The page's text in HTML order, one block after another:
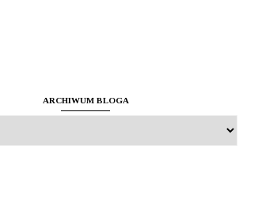
ARCHIWUM BLOGA